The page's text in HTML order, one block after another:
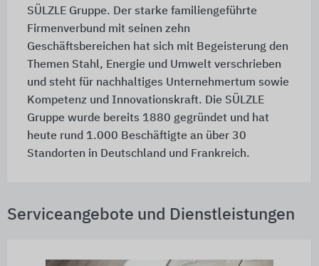
SÜLZLE Gruppe. Der starke familiengeführte
Firmenverbund mit seinen zehn
Geschäftsbereichen hat sich mit Begeisterung den
Themen Stahl, Energie und Umwelt verschrieben
und steht für nachhaltiges Unternehmertum sowie
Kompetenz und Innovationskraft. Die SÜLZLE
Gruppe wurde bereits 1880 gegründet und hat
heute rund 1.000 Beschäftigte an über 30
Standorten in Deutschland und Frankreich.
Serviceangebote und Dienstleistungen